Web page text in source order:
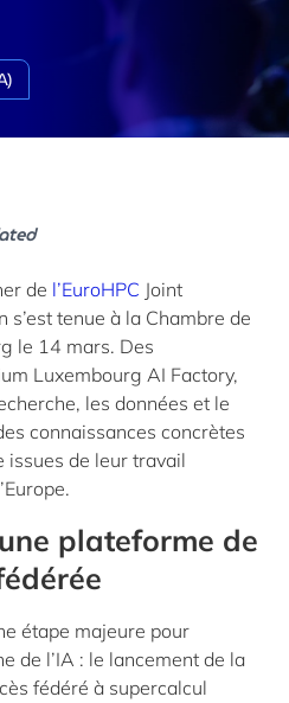
de l’EuroHPC Joint
tenue à la Chambre de
le 14 mars. Des
Luxembourg AI Factory,
les données et le
connaissances concrètes
issues de leur travail
plateforme de
étape majeure pour
de l’IA : le lancement de la
fédéré à supercalcul